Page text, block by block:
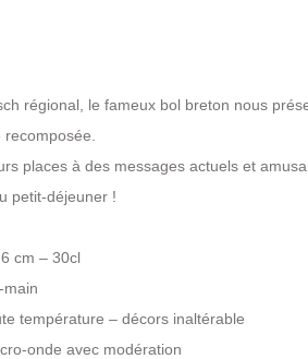
régional, le fameux bol breton nous
places à des messages actuels et
petit-déjeuner !
cm – 30cl
main
température – décors inaltérable
onde avec modération